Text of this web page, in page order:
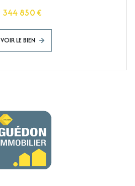
344 850 €
VOIR LE BIEN